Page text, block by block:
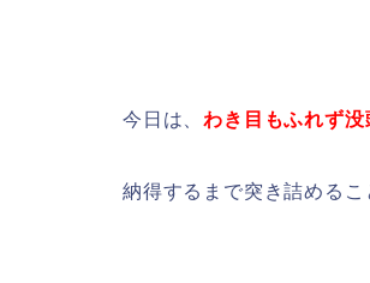
今日は、わき目もふれず没
納得するまで突き詰めるこ